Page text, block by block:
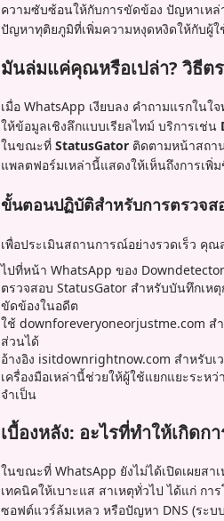
ความซับซ้อนให้กับการขัดข้อง ปัญหาเหล่
ปัญหาทุติยภูมิที่เพิ่มความหงุดหงิดให้กับผู้ใ
มันล่มแค่คุณหรือเปล่า? วิธีต
เมื่อ WhatsApp เงียบลง คำถามแรกใ
ให้ข้อมูลเชิงลึกแบบเรียลไทม์ บริการเช่น
ในขณะที่ StatusGator ติดตามหน้าสถา
แพลตฟอร์มเหล่านี้แสดงให้เห็นถึงการเ
ขั้นตอนปฏิบัติสำหรับการตรวจส
เพื่อประเมินสถานการณ์อย่างรวดเร็ว คุณ
ไปที่หน้า WhatsApp ของ
ตรวจสอบ StatusGator สำหรับบันทึกเห
ขัดข้องในอดีต
ใช้ downforeveryoneorjustme.com ส
ส่วนได้
อ้างอิง isitdownrightnow.com สำหรับ
เครื่องมือเหล่านี้ช่วยให้ผู้ใช้แยกแยะระ
จำเป็น
เบื้องหลัง: อะไรที่ทำให้เกิดก
ในขณะที่ WhatsApp ยังไม่ได้เปิดเผยสา
เทคนิคให้เบาะแส สาเหตุทั่วไป ได้แก่ กา
ซอฟต์แวร์ล้มเหลว หรือปัญหา DNS (ระ